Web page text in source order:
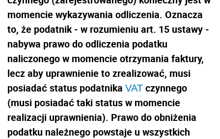
momencie wykazywania odliczenia. Oznacza
to, że podatnik - w rozumieniu art. 15 ustawy -
nabywa prawo do odliczenia podatku
naliczonego w momencie otrzymania faktury,
lecz aby uprawnienie to zrealizować, musi
posiadać status podatnika VAT czynnego
(musi posiadać taki status w momencie
realizacji uprawnienia). Prawo do obniżenia
podatku należnego powstaje u wszystkich